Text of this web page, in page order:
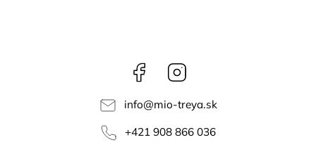
Facebook
info@mio-treya.sk
+421 908 866 036